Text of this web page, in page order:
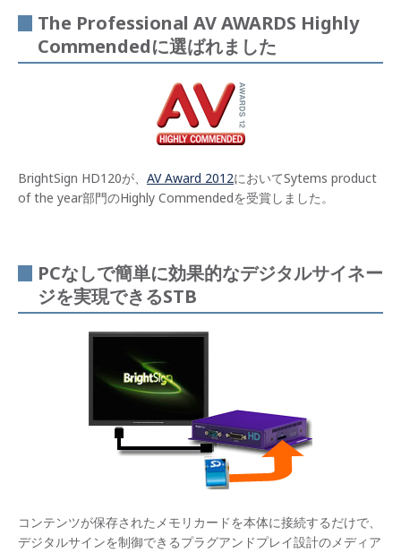
The Professional AV AWARDS Highly
Commendedに選ばれました
BrightSign HD120が、 AV Award 2012においてSytems product
of the year部門のHighly Commendedを受賞しました。
PCなしで簡単に効果的なデジタルサイネー
ジを実現できるSTB
コンテンツが保存されたメモリカードを本体に接続するだけで、
デジタルサインを制御できるプラグアンドプレイ設計のメディア